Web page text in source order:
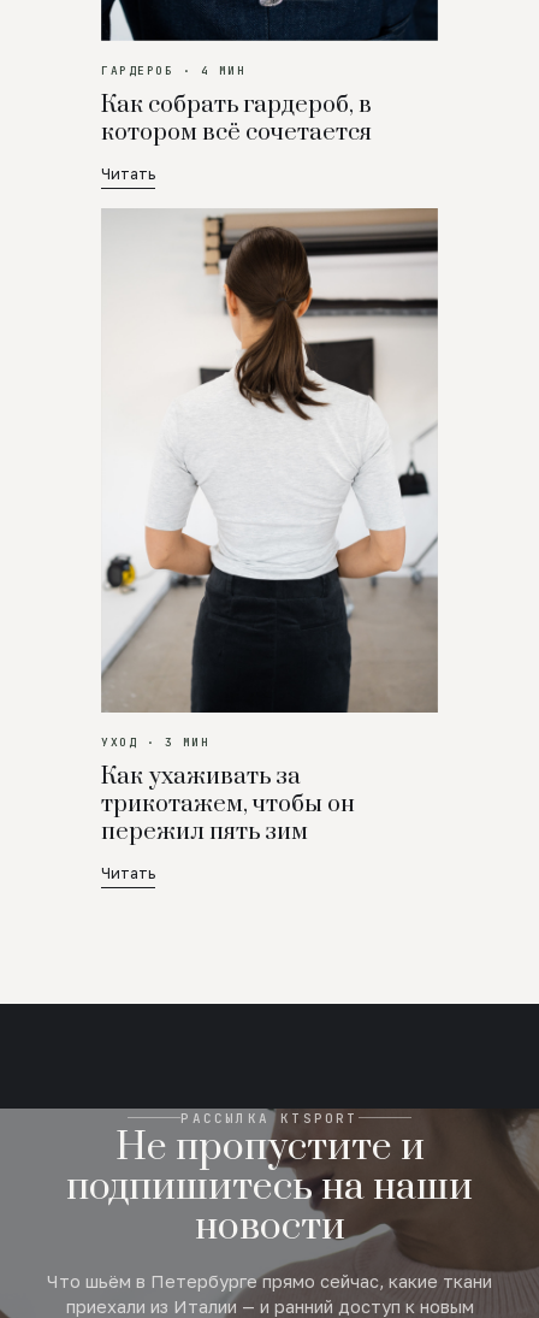
ГАРДЕРОБ · 4 МИН
Как собрать гардероб, в
котором всё сочетается
Читать
УХОД · 3 МИН
Как ухаживать за
трикотажем, чтобы он
пережил пять зим
Читать
РАССЫЛКА KTSPORT
Не пропустите и
подпишитесь на наши
новости
Что шьём в Петербурге прямо сейчас, какие ткани
приехали из Италии — и ранний доступ к новым